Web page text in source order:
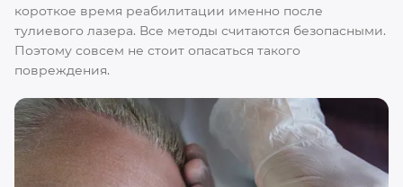
короткое время реабилитации именно после
тулиевого лазера. Все методы считаются безопасными.
Поэтому совсем не стоит опасаться такого
повреждения.